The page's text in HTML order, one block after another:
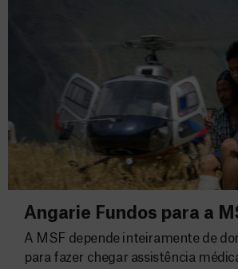
Angarie Fundos para a
A MSF depende inteiramente de
para fazer chegar assistência